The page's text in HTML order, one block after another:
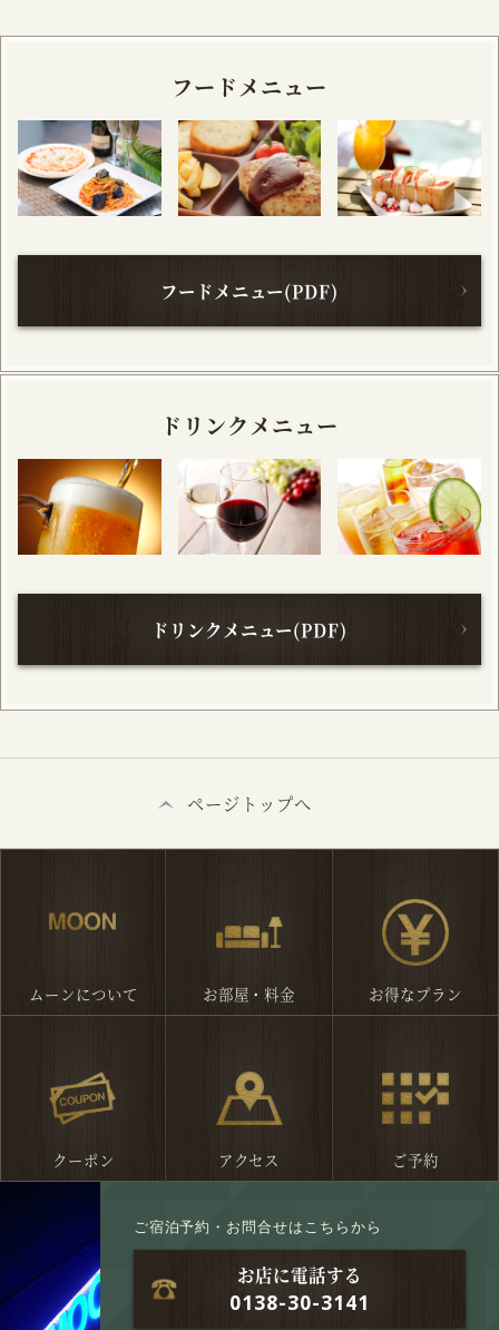
フードメニュー
フードメニュー(PDF)
ドリンクメニュー
ドリンクメニュー(PDF)
ページトップへ
ご宿泊予約・お問合せはこちらから
お店に電話する
0138-30-3141